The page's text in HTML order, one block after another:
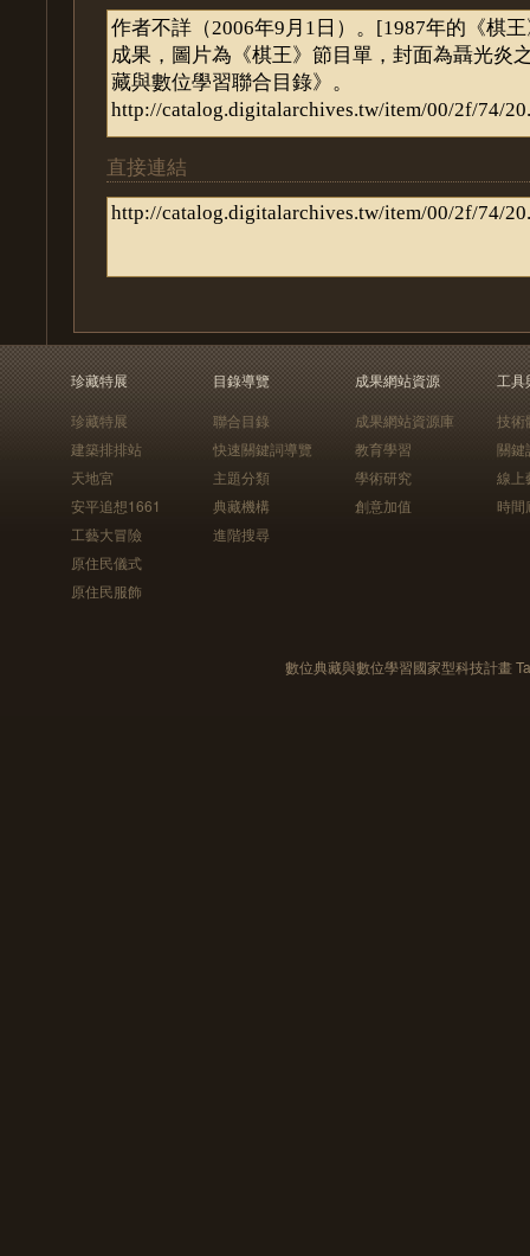
直接連結
珍藏特展
珍藏特展
建築排排站
天地宮
安平追想1661
工藝大冒險
原住民儀式
原住民服飾
目錄導覽
聯合目錄
快速關鍵詞導覽
主題分類
典藏機構
進階搜尋
成果網站資源
成果網站資源庫
教育學習
學術研究
創意加值
工具
技術
關鍵
線上
時間
數位典藏與數位學習國家型科技計畫